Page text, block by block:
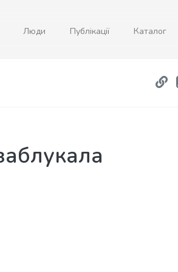
Люди Публікації Каталог